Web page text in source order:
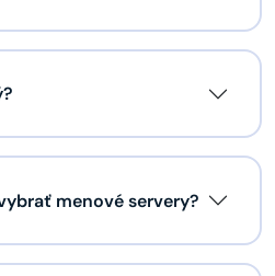
menové servery?